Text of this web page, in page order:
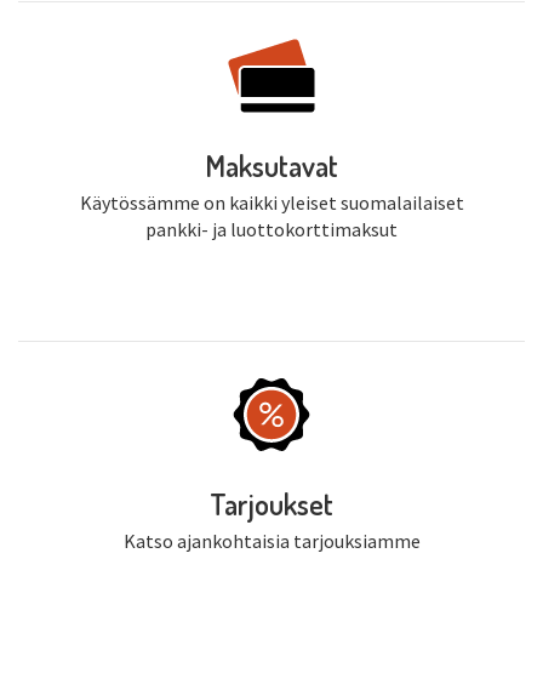
Maksutavat
Käytössämme on kaikki yleiset suomalailaiset
pankki- ja luottokorttimaksut
Tarjoukset
Katso ajankohtaisia tarjouksiamme